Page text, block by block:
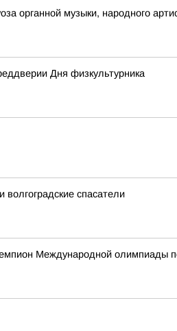
органной музыки, народного
Дня физкультурника
волгоградские спасатели
Международной олимпиады